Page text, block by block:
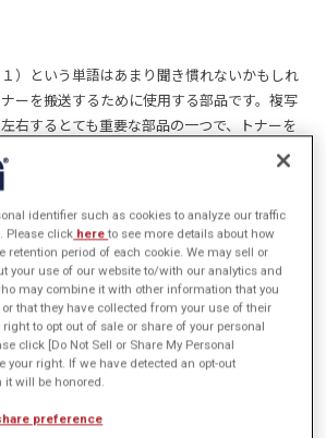
）という単語はあまり聞き慣れないかもしれ
ーを搬送するために使用する部品です。複写
右するとても重要な部品の一つで、トナーを
るかというところは、お客様もシビアな品質
すので、私たちも常にそこを意識して対応し
事なことは、まず磁気波形です。お客様の望
再現と量産でバラつきがでないようなモノづ
ます。また、金属の筒状のスリーブやフラン
納品することが多いのですが、その際は、例え
サイズのものに対して、全体の振れ精度を10-
めなければいけません。つまり、ものすごく
扱いと管理が必要とされます。そういったと
identifier such as cookies to analyze our traffic
Please click hereto see more details about how
retention period of each cookie. We may sell or
your use of our website to/with our analytics and
may combine it with other information that you
that they have collected from your use of their
to opt out of sale or share of your personal
click [Do Not Sell or Share My Personal
your right. If we have detected an opt-out
it will be honored.
preference